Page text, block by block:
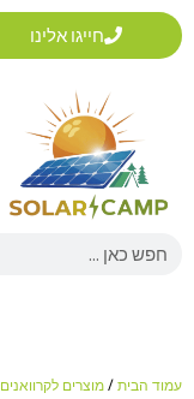
דילוג
לתוכן
חייגו אלינו
Search
עמוד הבית / מוצרים לקרוואנים